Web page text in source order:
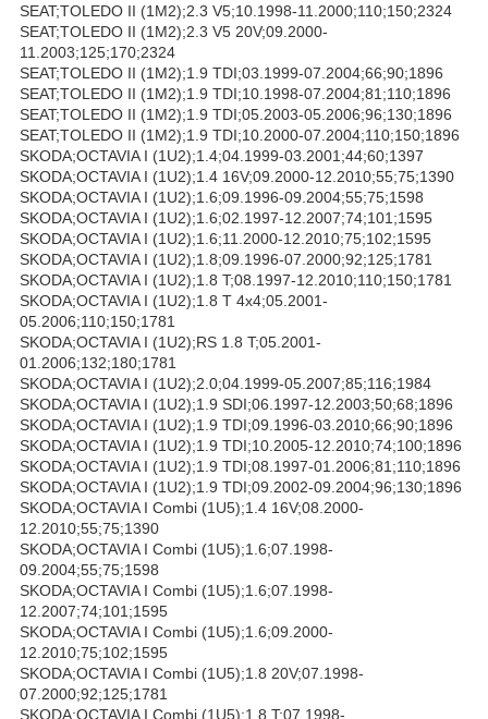
SEAT;TOLEDO II (1M2);2.3 V5;10.1998-11.2000;110;150;2324
SEAT;TOLEDO II (1M2);2.3 V5 20V;09.2000-
11.2003;125;170;2324
SEAT;TOLEDO II (1M2);1.9 TDI;03.1999-07.2004;66;90;1896
SEAT;TOLEDO II (1M2);1.9 TDI;10.1998-07.2004;81;110;1896
SEAT;TOLEDO II (1M2);1.9 TDI;05.2003-05.2006;96;130;1896
SEAT;TOLEDO II (1M2);1.9 TDI;10.2000-07.2004;110;150;1896
SKODA;OCTAVIA I (1U2);1.4;04.1999-03.2001;44;60;1397
SKODA;OCTAVIA I (1U2);1.4 16V;09.2000-12.2010;55;75;1390
SKODA;OCTAVIA I (1U2);1.6;09.1996-09.2004;55;75;1598
SKODA;OCTAVIA I (1U2);1.6;02.1997-12.2007;74;101;1595
SKODA;OCTAVIA I (1U2);1.6;11.2000-12.2010;75;102;1595
SKODA;OCTAVIA I (1U2);1.8;09.1996-07.2000;92;125;1781
SKODA;OCTAVIA I (1U2);1.8 T;08.1997-12.2010;110;150;1781
SKODA;OCTAVIA I (1U2);1.8 T 4x4;05.2001-
05.2006;110;150;1781
SKODA;OCTAVIA I (1U2);RS 1.8 T;05.2001-
01.2006;132;180;1781
SKODA;OCTAVIA I (1U2);2.0;04.1999-05.2007;85;116;1984
SKODA;OCTAVIA I (1U2);1.9 SDI;06.1997-12.2003;50;68;1896
SKODA;OCTAVIA I (1U2);1.9 TDI;09.1996-03.2010;66;90;1896
SKODA;OCTAVIA I (1U2);1.9 TDI;10.2005-12.2010;74;100;1896
SKODA;OCTAVIA I (1U2);1.9 TDI;08.1997-01.2006;81;110;1896
SKODA;OCTAVIA I (1U2);1.9 TDI;09.2002-09.2004;96;130;1896
SKODA;OCTAVIA I Combi (1U5);1.4 16V;08.2000-
12.2010;55;75;1390
SKODA;OCTAVIA I Combi (1U5);1.6;07.1998-
09.2004;55;75;1598
SKODA;OCTAVIA I Combi (1U5);1.6;07.1998-
12.2007;74;101;1595
SKODA;OCTAVIA I Combi (1U5);1.6;09.2000-
12.2010;75;102;1595
SKODA;OCTAVIA I Combi (1U5);1.8 20V;07.1998-
07.2000;92;125;1781
SKODA;OCTAVIA I Combi (1U5);1.8 T;07.1998-